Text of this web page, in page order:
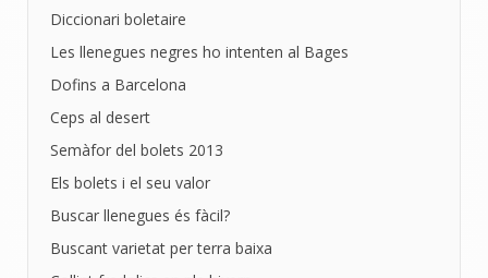
Diccionari boletaire
Les llenegues negres ho intenten al Bages
Dofins a Barcelona
Ceps al desert
Semàfor del bolets 2013
Els bolets i el seu valor
Buscar llenegues és fàcil?
Buscant varietat per terra baixa